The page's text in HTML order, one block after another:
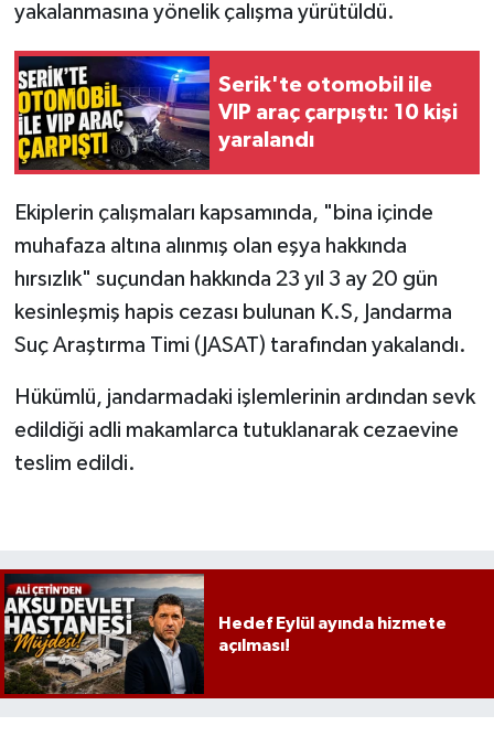
yakalanmasına yönelik çalışma yürütüldü.
Serik'te otomobil ile
VIP araç çarpıştı: 10 kişi
yaralandı
Ekiplerin çalışmaları kapsamında, "bina içinde
muhafaza altına alınmış olan eşya hakkında
hırsızlık" suçundan hakkında 23 yıl 3 ay 20 gün
kesinleşmiş hapis cezası bulunan K.S, Jandarma
Suç Araştırma Timi (JASAT) tarafından yakalandı.
Hükümlü, jandarmadaki işlemlerinin ardından sevk
edildiği adli makamlarca tutuklanarak cezaevine
teslim edildi.
Hedef Eylül ayında hizmete
açılması!